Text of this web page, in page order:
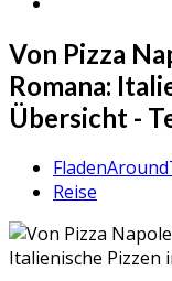
Von Pizza
Romana:
Übersicht -
Reise